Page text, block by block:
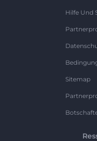
Hilfe Und
Sitemap